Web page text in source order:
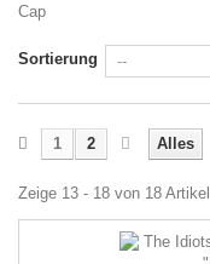
Cap
Sortierung
Alles
1 2
Zeige 13 - 18 von 18